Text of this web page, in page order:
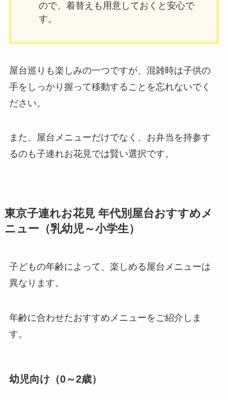
ので、着替えも用意しておくと安心で
す。
屋台巡りも楽しみの一つですが、混雑時は子供の
手をしっかり握って移動することを忘れないでく
ださい。
また、屋台メニューだけでなく、お弁当を持参す
るのも子連れお花見では賢い選択です。
東京子連れお花見 年代別屋台おすすめメ
ニュー（乳幼児～小学生）
子どもの年齢によって、楽しめる屋台メニューは
異なります。
年齢に合わせたおすすめメニューをご紹介しま
す。
幼児向け（0～2歳）